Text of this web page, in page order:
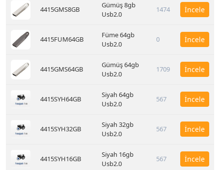
4415GMS8GB
Gümüş 8gb
Usb2.0
1474 İncele
4415FUM64GB
Füme 64gb
Usb2.0
0 İncele
4415GMS64GB
Gümüş 64gb
Usb2.0
1709 İncele
4415SYH64GB
Siyah 64gb
Usb2.0
567 İncele
4415SYH32GB
Siyah 32gb
Usb2.0
567 İncele
4415SYH16GB
Siyah 16gb
Usb2.0
567 İncele